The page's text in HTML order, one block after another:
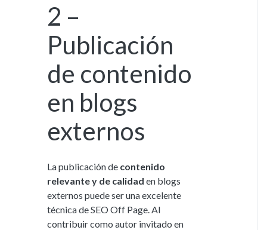
2 –
Publicación
de contenido
en blogs
externos
La publicación de contenido
relevante y de calidad en blogs
externos puede ser una excelente
técnica de SEO Off Page. Al
contribuir como autor invitado en